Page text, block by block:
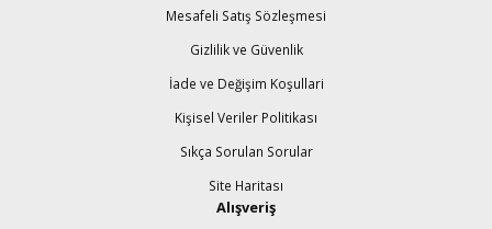
Mesafeli Satış Sözleşmesi
Gizlilik ve Güvenlik
İade ve Değişim Koşullari
Kişisel Veriler Politikası
Sıkça Sorulan Sorular
Site Haritası
Alışveriş